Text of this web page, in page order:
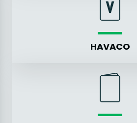
HAVACO